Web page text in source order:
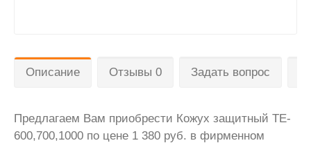
Описание Отзывы 0 Задать вопрос
Предлагаем Вам приобрести Кожух защитный TE-
600,700,1000 по цене 1 380 руб. в фирменном